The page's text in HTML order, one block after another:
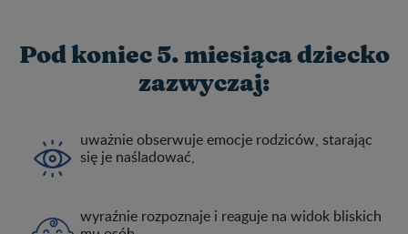
Pod koniec 5. miesiąca dziecko
zazwyczaj:
uważnie obserwuje emocje rodziców, starając
się je naśladować,
wyraźnie rozpoznaje i reaguje na widok bliskich